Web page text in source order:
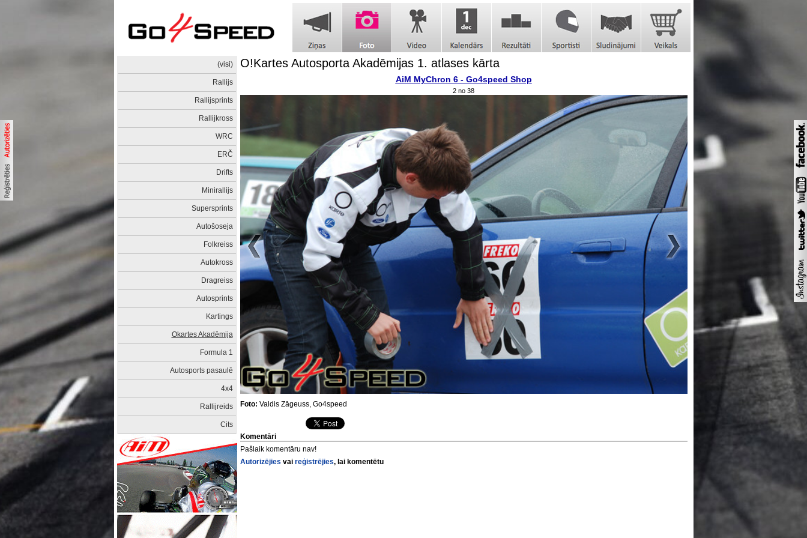
(visi)
Rallijs
Rallijsprints
Rallijkross
WRC
ERČ
Drifts
Minirallijs
Supersprints
Autošoseja
Folkreiss
Autokross
Dragreiss
Autosprints
Kartings
Okartes Akadēmija
Formula 1
Autosports pasaulē
4x4
Rallijreids
Cits
O!Kartes Autosporta Akadēmijas 1. atlases kārta
AiM MyChron 6 - Go4speed Shop
2 no 38
Foto: Valdis Zāgeuss, Go4speed
Komentāri
Pašlaik komentāru nav!
Autorizējies vai reģistrējies, lai komentētu